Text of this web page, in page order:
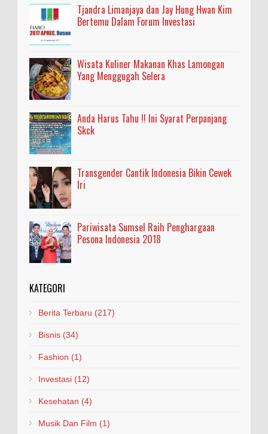
Tjandra Limanjaya dan Jay Hung Hwan Kim
Bertemu Dalam Forum Investasi
Wisata Kuliner Makanan Khas Lamongan
Yang Menggugah Selera
Anda Harus Tahu !! Ini Syarat Perpanjang
Skck
Transgender Cantik Indonesia Bikin Cewek
Iri
Pariwisata Sumsel Raih Penghargaan
Pesona Indonesia 2018
KATEGORI
Berita Terbaru (217)
Bisnis (34)
Fashion (1)
Investasi (12)
Kesehatan (4)
Musik Dan Film (1)